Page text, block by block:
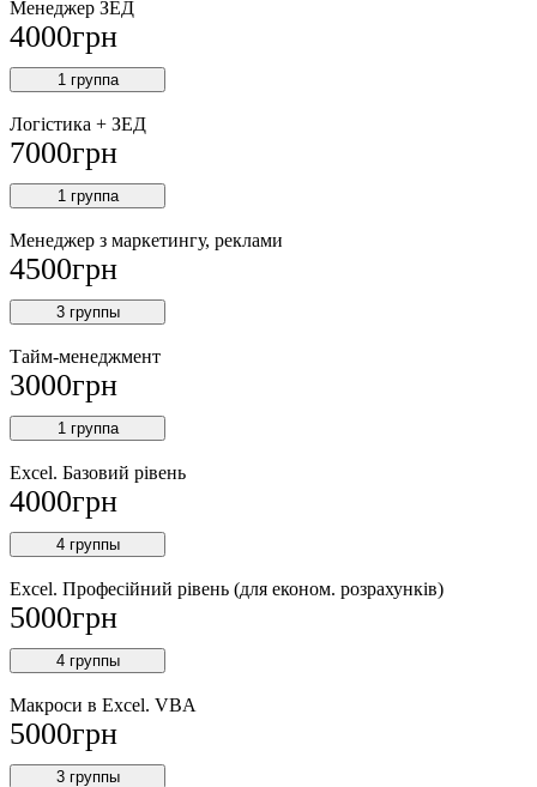
Менеджер ЗEД
4000грн
1 группа
Логістика + ЗЕД
7000грн
1 группа
Менеджер з маркетингу, реклами
4500грн
3 группы
Тайм-менеджмент
3000грн
1 группа
Excel. Базовий рівень
4000грн
4 группы
Excel. Професійний рівень (для економ. розрахунків)
5000грн
4 группы
Макроси в Excel. VBA
5000грн
3 группы